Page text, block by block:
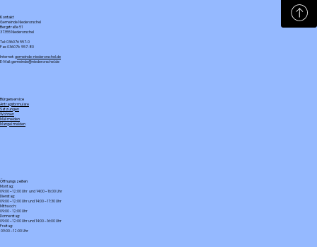
Kontakt
Gemeinde Niederorschel
Bergstraße 51
37355 Niederorschel
Tel: 036076 557-0
Fax: 036076 557-80
Internet:gemeinde-niederorschel.de
E-Mail: gemeinde@niederorschel.de
Bürgerservice
Antragsformulare
Satzungen
Wohnen
Müll melden
Mangel melden
Öffnungszeiten
Montag:
09:00 – 12:00 Uhr und 14:00 – 16:00 Uhr
Dienstag:
09:00 – 12:00 Uhr und 14:00 – 17:30 Uhr
Mittwoch:
09:00 - 12:00 Uhr
Donnerstag:
09:00 – 12:00 Uhr und 14:00 – 16:00 Uhr
Freitag:
09:00 – 12:00 Uhr